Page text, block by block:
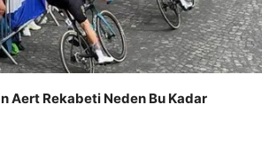
Aert Rekabeti Neden Bu Kadar